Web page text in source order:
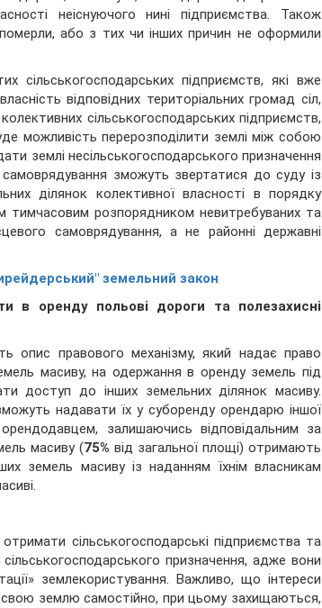
неіснуючого нині підприємства. Також
або з тих чи інших причин не оформили
сільськогосподарських підприємств, які вже
відповідних територіальних громад сіл,
сільськогосподарських підприємств,
можливість перерозподілити землі між собою
землі несільськогосподарського призначення
зможуть звертатися до суду із
ділянок колективної власності в порядку
розпорядником невитребуваних та
самоврядування, а не районні державні
земельний закон
в оренду польові дороги та полезахисні
опис правового механізму, який надає право
масиву, на одержання в оренду земель під
доступ до інших земельних ділянок масиву.
надавати їх у суборенду орендарю іншої
залишаючись відповідальним за
масиву (75% від загальної площі) отримають
земель масиву із наданням їхнім власникам
сільськогосподарські підприємства та
призначення, адже вони
землекористування. Важливо, що інтереси
свою землю самостійно, при цьому захищаються,